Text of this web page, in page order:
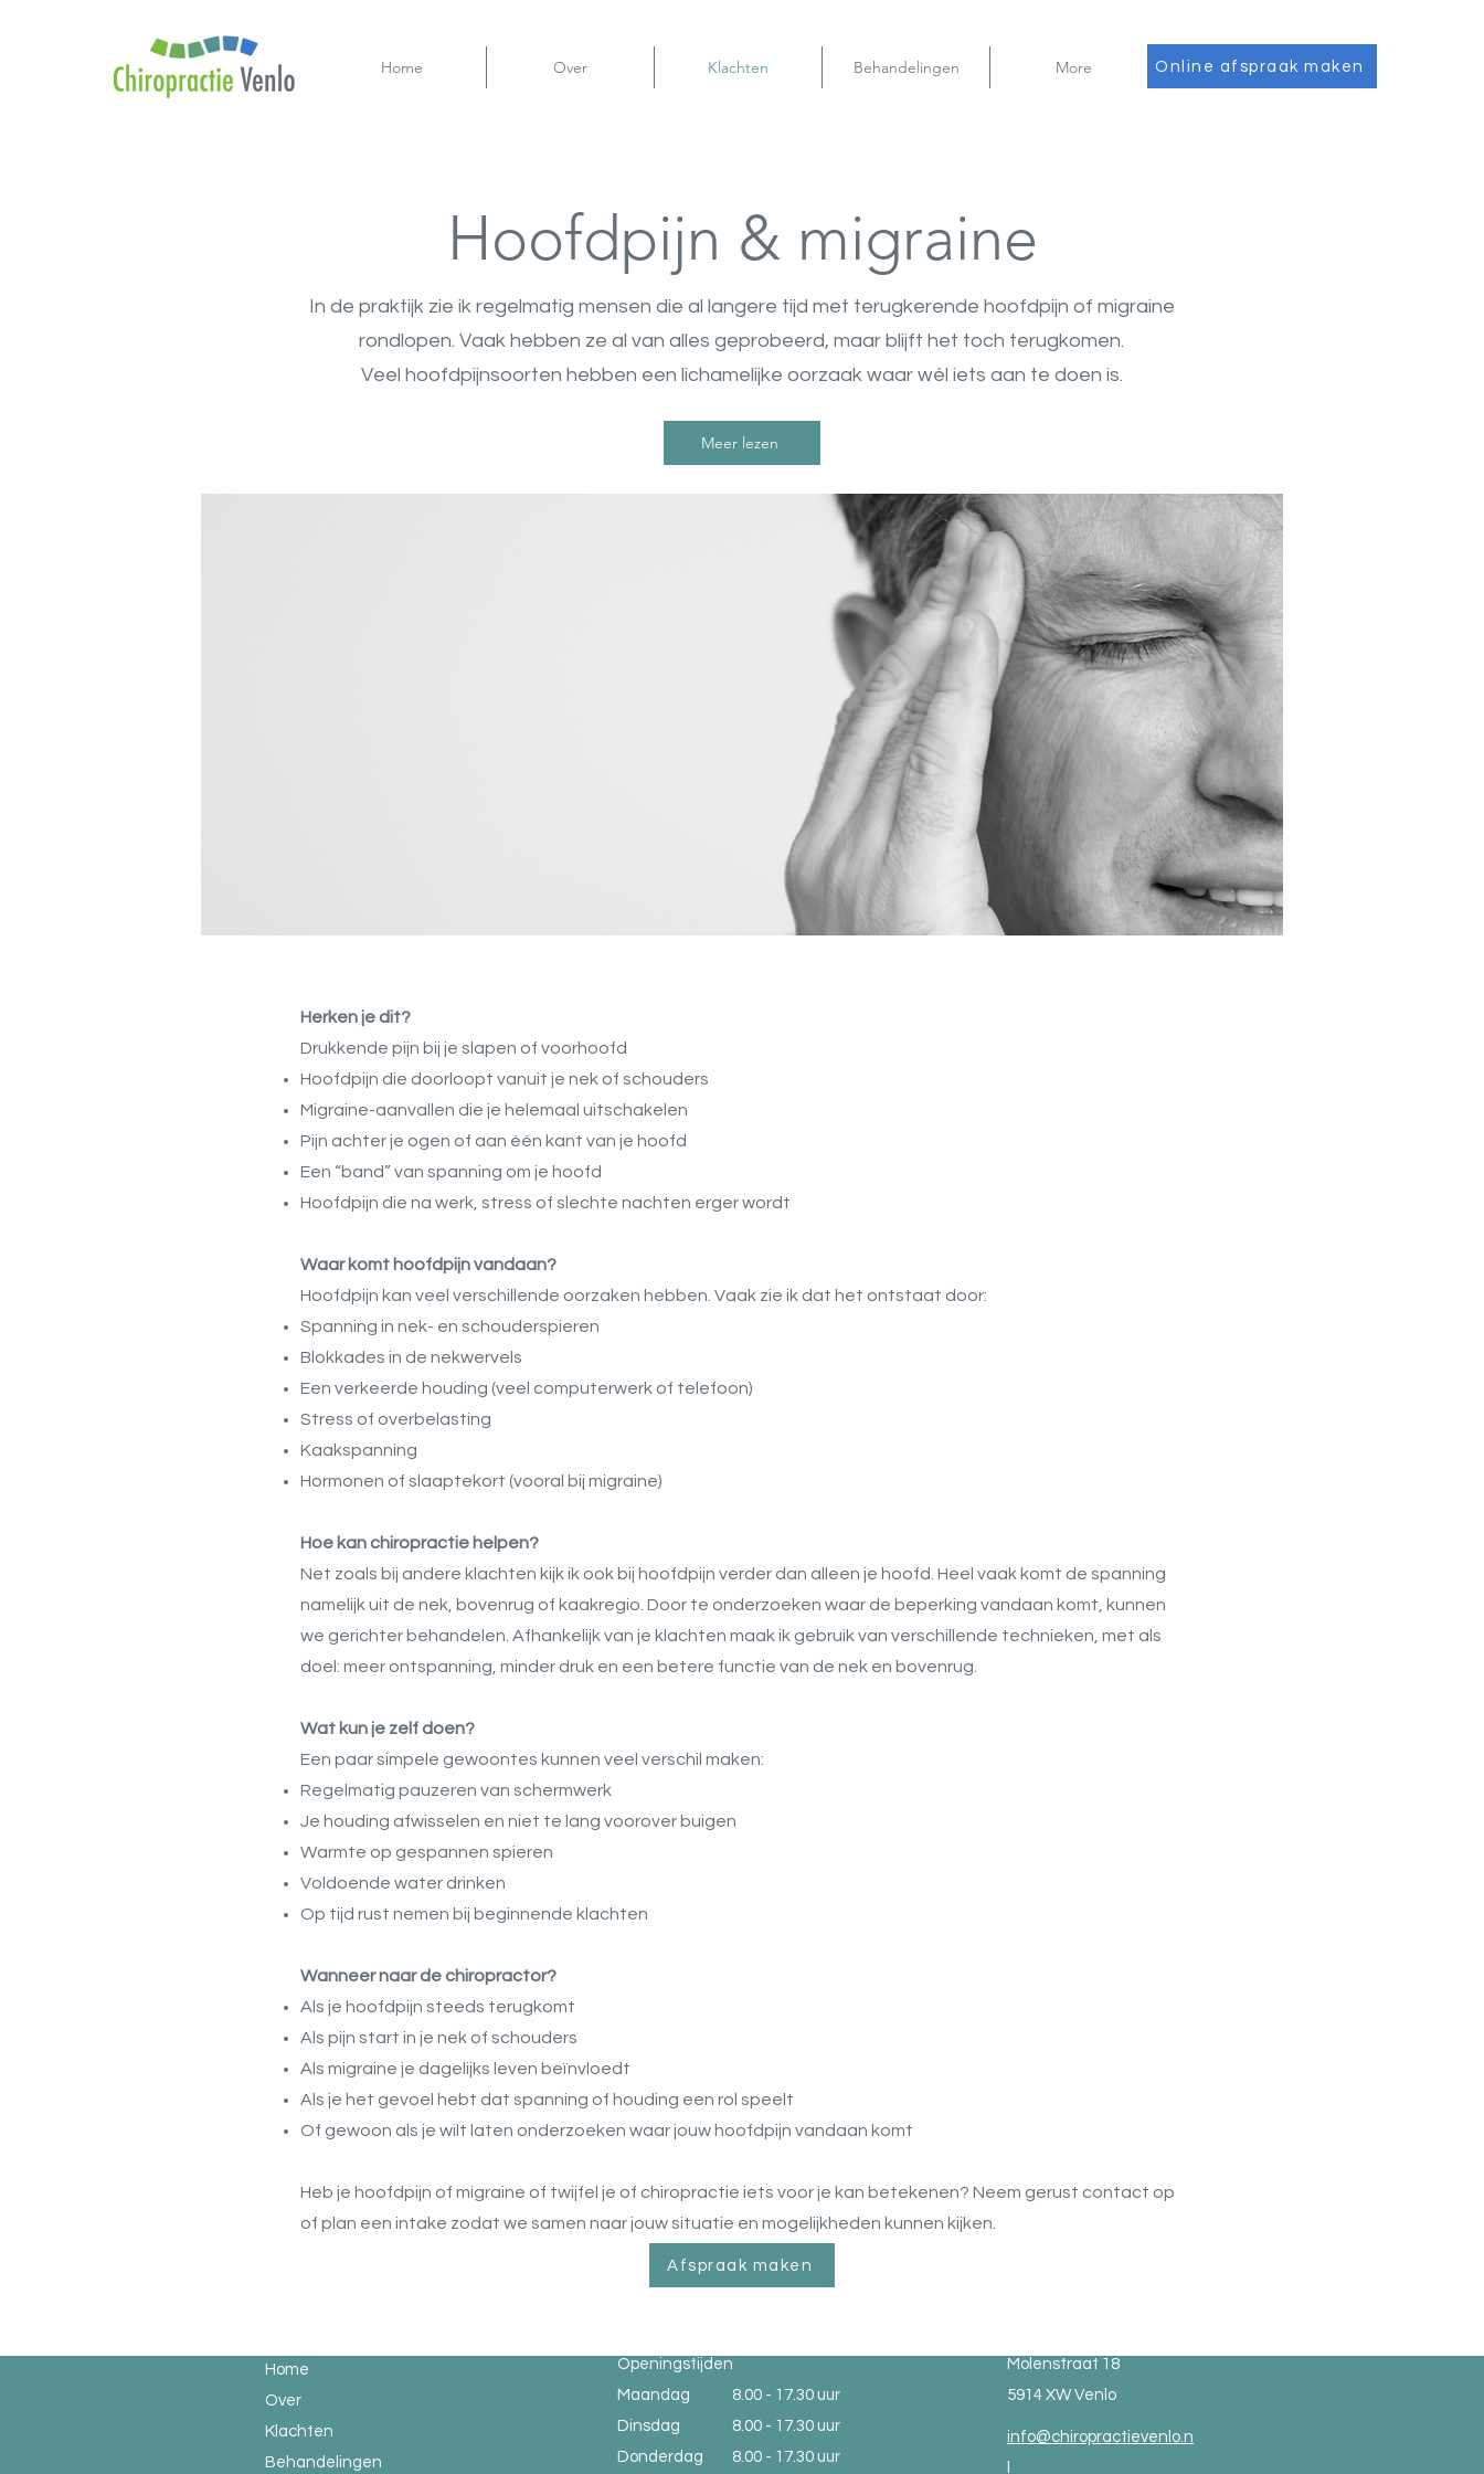
Home Over Klachten Behandelingen More Online afspraak maken
Hoofdpijn & migraine
In de praktijk zie ik regelmatig mensen die al langere tijd met terugkerende hoofdpijn of migraine
rondlopen. Vaak hebben ze al van alles geprobeerd, maar blijft het toch terugkomen.
Veel hoofdpijnsoorten hebben een lichamelijke oorzaak waar wél iets aan te doen is.
Meer lezen
Herken je dit?
Drukkende pijn bij je slapen of voorhoofd
Hoofdpijn die doorloopt vanuit je nek of schouders
Migraine-aanvallen die je helemaal uitschakelen
Pijn achter je ogen of aan één kant van je hoofd
Een “band” van spanning om je hoofd
Hoofdpijn die na werk, stress of slechte nachten erger wordt​
Waar komt hoofdpijn vandaan?
Hoofdpijn kan veel verschillende oorzaken hebben. Vaak zie ik dat het ontstaat door:
Spanning in nek- en schouderspieren
Blokkades in de nekwervels
Een verkeerde houding (veel computerwerk of telefoon)
Stress of overbelasting
Kaakspanning
Hormonen of slaaptekort (vooral bij migraine)
Hoe kan chiropractie helpen?
Net zoals bij andere klachten kijk ik ook bij hoofdpijn verder dan alleen je hoofd. Heel vaak komt de spanning
namelijk uit de nek, bovenrug of kaakregio. Door te onderzoeken waar de beperking vandaan komt, kunnen
we gerichter behandelen. Afhankelijk van je klachten maak ik gebruik van verschillende technieken, met als
doel: meer ontspanning, minder druk en een betere functie van de nek en bovenrug.
Wat kun je zelf doen?
Een paar simpele gewoontes kunnen veel verschil maken:
Regelmatig pauzeren van schermwerk
Je houding afwisselen en niet te lang voorover buigen
Warmte op gespannen spieren
Voldoende water drinken
Op tijd rust nemen bij beginnende klachten
Wanneer naar de chiropractor?
Als je hoofdpijn steeds terugkomt
Als pijn start in je nek of schouders
Als migraine je dagelijks leven beïnvloedt
Als je het gevoel hebt dat spanning of houding een rol speelt
Of gewoon als je wilt laten onderzoeken waar jouw hoofdpijn vandaan komt
Heb je hoofdpijn of migraine of twijfel je of chiropractie iets voor je kan betekenen? Neem gerust contact op
of plan een intake zodat we samen naar jouw situatie en mogelijkheden kunnen kijken.
Afspraak maken
Home
Over
Klachten
Behandelingen
Openingstijden
Maandag
Dinsdag
Donderdag
8.00 - 17.30 uur
8.00 - 17.30 uur
8.00 - 17.30 uur
Molenstraat 18
5914 XW Venlo
info@chiropractievenlo.n